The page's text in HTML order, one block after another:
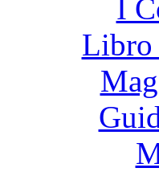
I
Libro